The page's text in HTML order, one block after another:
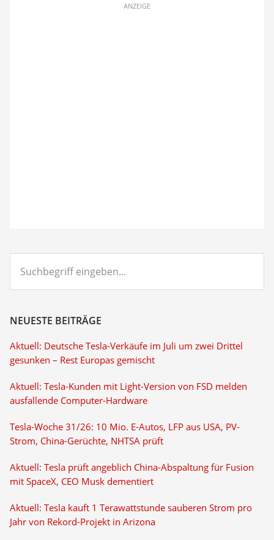
ANZEIGE
eingeben...
NEUESTE BEITRÄGE
Aktuell: Deutsche Tesla-Verkäufe im Juli um zwei Drittel
gesunken – Rest Europas gemischt
Aktuell: Tesla-Kunden mit Light-Version von FSD melden
ausfallende Computer-Hardware
Tesla-Woche 31/26: 10 Mio. E-Autos, LFP aus USA, PV-
Strom, China-Gerüchte, NHTSA prüft
Aktuell: Tesla prüft angeblich China-Abspaltung für Fusion
mit SpaceX, CEO Musk dementiert
Aktuell: Tesla kauft 1 Terawattstunde sauberen Strom pro
Jahr von Rekord-Projekt in Arizona